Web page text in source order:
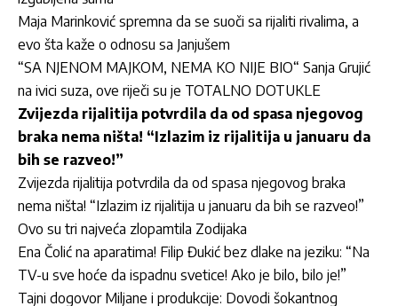
Maja Marinković spremna da se suoči sa rijaliti rivalima, a
evo šta kaže o odnosu sa Janjušem
“SA NJENOM MAJKOM, NEMA KO NIJE BIO“ Sanja Grujić
na ivici suza, ove riječi su je TOTALNO DOTUKLE
Zvijezda rijalitija potvrdila da od spasa njegovog
braka nema ništa! “Izlazim iz rijalitija u januaru da
bih se razveo!”
Zvijezda rijalitija potvrdila da od spasa njegovog braka
nema ništa! “Izlazim iz rijalitija u januaru da bih se razveo!”
Ovo su tri najveća zlopamtila Zodijaka
Ena Čolić na aparatima! Filip Đukić bez dlake na jeziku: “Na
TV-u sve hoće da ispadnu svetice! Ako je bilo, bilo je!”
Tajni dogovor Miljane i produkcije: Dovodi šokantnog